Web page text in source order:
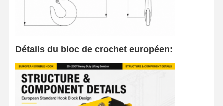
Équipement de transport
Accessoires de grue
Détails du bloc de crochet européen: